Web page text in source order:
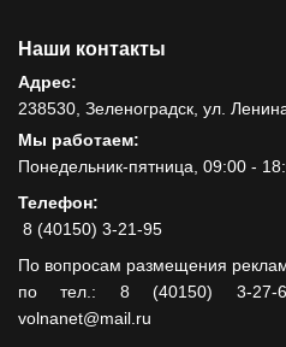
Наши контакты
Адрес:
238530, Зеленоградск, ул.
Мы работаем:
Понедельник-пятница, 09:00 -
Телефон:
8 (40150) 3-21-95
По вопросам размещения
по тел.: 8 (40150) 3-27-
volnanet@mail.ru